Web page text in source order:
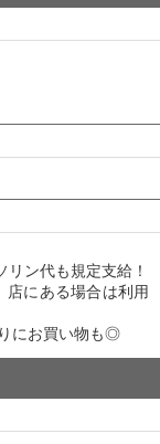
ン代も規定支給！
にある場合は利用
にお買い物も◎